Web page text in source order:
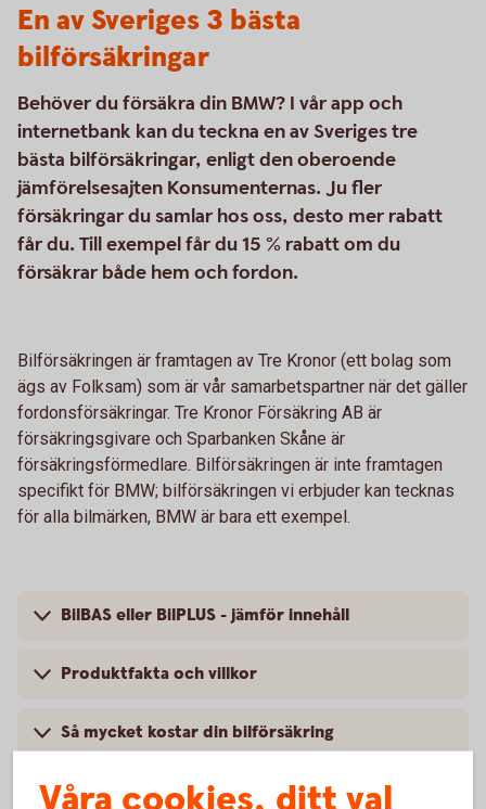
En av Sveriges 3 bästa
bilförsäkringar
Behöver du försäkra din BMW? I vår app och
internetbank kan du teckna en av Sveriges tre
bästa bilförsäkringar, enligt den oberoende
jämförelsesajten Konsumenternas. Ju fler
försäkringar du samlar hos oss, desto mer rabatt
får du. Till exempel får du 15 % rabatt om du
försäkrar både hem och fordon.
Bilförsäkringen är framtagen av Tre Kronor (ett bolag som
ägs av Folksam) som är vår samarbetspartner när det gäller
fordonsförsäkringar. Tre Kronor Försäkring AB är
försäkringsgivare och Sparbanken Skåne är
försäkringsförmedlare. Bilförsäkringen är inte framtagen
specifikt för BMW; bilförsäkringen vi erbjuder kan tecknas
för alla bilmärken, BMW är bara ett exempel.
BilBAS eller BilPLUS - jämför innehåll
Produktfakta och villkor
Så mycket kostar din bilförsäkring